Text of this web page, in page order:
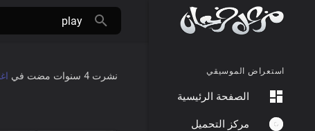
استعراض الموسيقي
الصفحة الرئيسية
مركز التحميل
نشرت 4 سنوات مضت في